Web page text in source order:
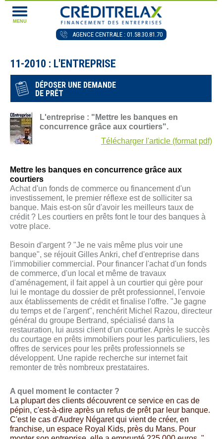
MENU
AGENCE CENTRALE : 01.58.30.81.70
11-2010 : L'ENTREPRISE
DÉPOSER UNE DEMANDE
DE PRÊT
L'entreprise : "Mettre les banques en
concurrence grâce aux courtiers".
Télécharger l'article (format pdf)
Mettre les banques en concurrence grâce aux
courtiers
Achat d'un fonds de commerce ou financement d'un
investissement, le premier réflexe est de solliciter sa
banque. Mais est-on sûr d'avoir les meilleurs taux de
crédit ? Les courtiers en prêts font le tour des banques à
votre place.
Besoin d'argent ? "Je ne vais même plus voir une
banque", se réjouit Gilles Ankri, chef d'entreprise dans
l'immobilier commercial. Pour financer l'achat d'un fonds
de commerce, d'un local et même de travaux
d'aménagement, il fait appel à un courtier qui gère pour
lui le montage du dossier de prêt professionnel, l'envoie
aux établissements de crédit et finalise l'offre. "Je gagne
du temps et de l'argent", renchérit Michel Razou, directeur
général du groupe Bertrand, spécialisé dans la
restauration, lui aussi client d'un courtier. Après le succès
du courtage en prêts immobiliers pour les particuliers, les
offres de services pour les prêts professionnels se
développent. Une rapide recherche sur internet fait
remonter de très nombreux prestataires.
A quel moment le contacter ?
La plupart des clients découvrent ce service en cas de
pépin, c'est-à-dire après un refus de prêt par leur banque.
C'est le cas d'Audrey Négaret qui vient de créer, en
franchise, un espace Royal Kids, près du Mans. Pour